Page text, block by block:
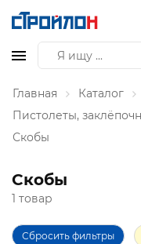
Главная Каталог
Пистолеты,
Скобы
Скобы
1 товар
Сбросить фильтры